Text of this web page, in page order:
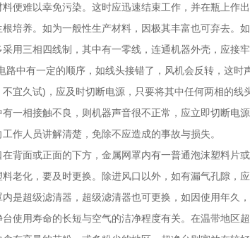
便难以幸免污染。这时应迅速结束工作，并在瓶上作
培养。如为一般性生产材料，因极其丰富也可弃去。
采用三相四线制，其中有一零线，连通机器外壳，应接
路中有一定的顺序，如线头接错了，风机会反转，这
宜久试)，应及时切断电源，只要将其中任何两相的
有一相接触不良，则机器声音很不正常，应立即切断电
作人员讲解清楚，免除不应造成的事故与损失。
在背面或正面的下方，金属网罩内有一普通泡沫塑料片
老化，要及时更换。除进风口以外，如有漏气孔隙，
是超级滤清器，超级滤清器也可更换，如因使用年久
使用寿命的长短与空气的洁净程度有关。在温带地区